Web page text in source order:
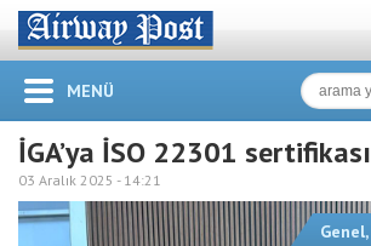
MENÜ
İGA’ya İSO 22301 sertifikası
03 Aralık 2025 - 14:21
Genel,